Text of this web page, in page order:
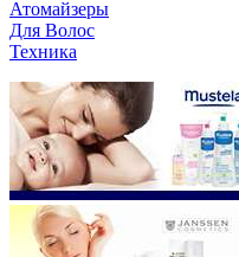
Атомайзеры
Для Волос
Техника